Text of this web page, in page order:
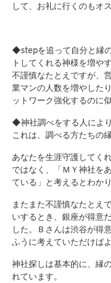
して、お礼に行くのもオ
◆stepを追って自分と縁
トしてくれる神様を増や
不謹慎なたとえですが、
業マンの人数を増やした
ットワーク強化するのに
◆神社調べをする人によ
これは、調べる方たちの
あなたを生涯守護してく
ではなく、「ＭＹ神社を
ている」と考えるとわか
またまた不謹慎なたとえ
いするとき、銀座が得意
した。Ｂさんは渋谷が得
ふうに考えていただけば
神社探しは基本的に、縁
れています。